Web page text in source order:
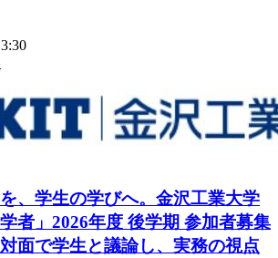
、学生の学びへ。金沢工業大学
学者」2026年度 後学期 参加者募集
対面で学生と議論し、実務の視点